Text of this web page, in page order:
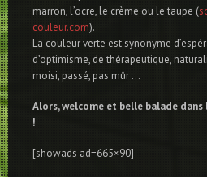
marron, l’ocre, le crème ou le taupe (
couleur.com).
La couleur verte est synonyme
d’optimisme, de thérapeutique,
moisi, passé, pas mûr …
Alors, welcome et belle balade dans
!
[showads ad=665×90]